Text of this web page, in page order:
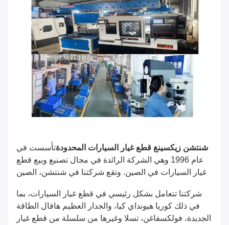
شنتشن زيكسينغ قطع غيار السيارات المحدودةتأسست في
عام 1996 وهي الشركة الرائدة في مجال تصنيع وبيع قطع
غيار السيارات في الصين. وتقع شركتنا في شنتشن، الصين
شركتنا تتعامل بشكل رئيسي في قطع غيار السيارات، بما
في ذلك كوريا هيونداي كيا، والجدار العظيم هافال الطاقة
الجديدة، فولكسفاغن، تسلا وغيرها من سلسلة من قطع غيار